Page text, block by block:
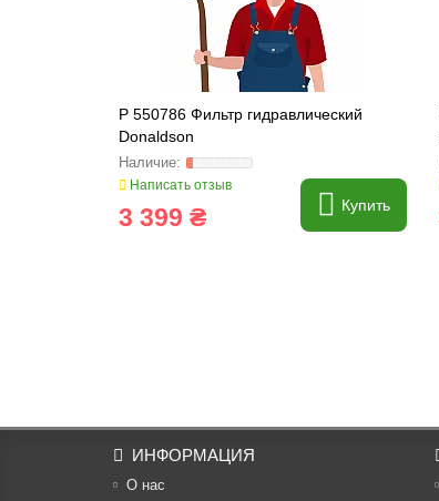
P 550786 Фильтр гидравлический
Donaldson
Написать отзыв
3 399 ₴ Купить
ИНФОРМАЦИЯ
О нас